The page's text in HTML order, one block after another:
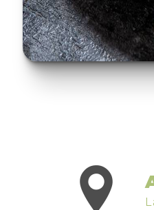
La Gazonne, 15400